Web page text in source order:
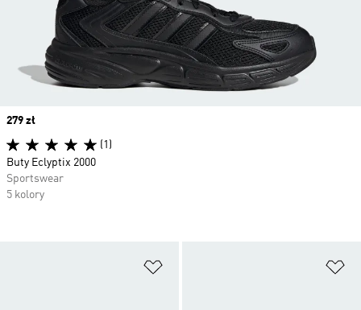
Price
279 zł
(1)
Buty Eclyptix 2000
Sportswear
5 kolory